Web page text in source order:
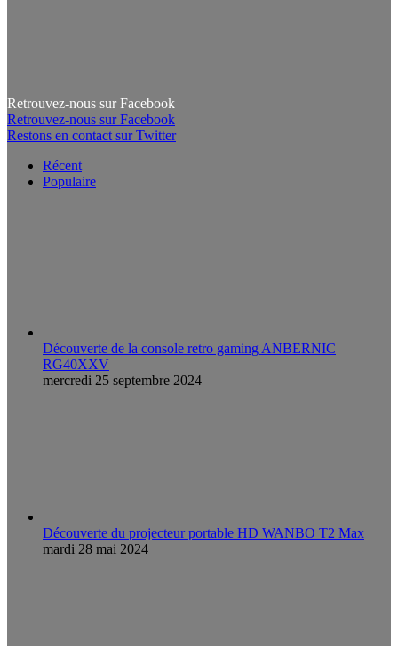
Retrouvez-nous sur Facebook
Retrouvez-nous sur Facebook
Restons en contact sur Twitter
Récent
Populaire
Découverte de la console retro gaming ANBERNIC
RG40XXV
mercredi 25 septembre 2024
Découverte du projecteur portable HD WANBO T2 Max
mardi 28 mai 2024